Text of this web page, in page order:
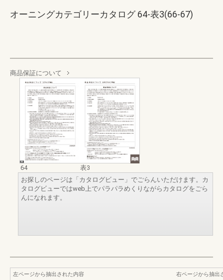
オーニングカテゴリーカタログ 64-表3(66-67)
商品保証について
64
表3
お探しのページは「カタログビュー」でごらんいただけます。カ
タログビューではweb上でパラパラめくりながらカタログをごら
んになれます。
左ページから抽出された内容
右ページから抽出